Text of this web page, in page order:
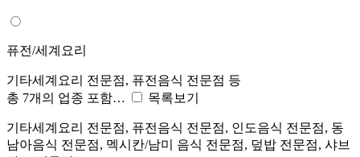
퓨전/세계요리
기타세계요리 전문점, 퓨전음식 전문점 등
총 7개의 업종 포함…
목록보기
기타세계요리 전문점, 퓨전음식 전문점, 인도음식 전문점, 동
남아음식 전문점, 멕시칸/남미 음식 전문점, 덮밥 전문점, 샤브